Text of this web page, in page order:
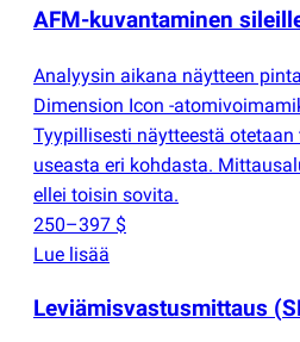
AFM-kuvantaminen
Analyysin aikana näytteen
Dimension Icon -
Tyypillisesti näytteestä
useasta eri kohdasta.
ellei toisin sovita.
250–397 $
Lue lisää
Leviämisvastusmittaus (